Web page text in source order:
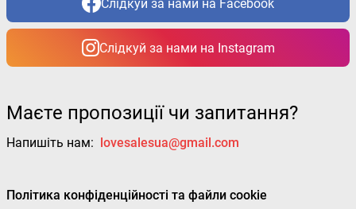
Слідкуй за нами на Facebook
Слідкуй за нами на Instagram
Маєте пропозиції чи запитання?
Напишіть нам: lovesalesua@gmail.com
Політика конфіденційності та файли cookie